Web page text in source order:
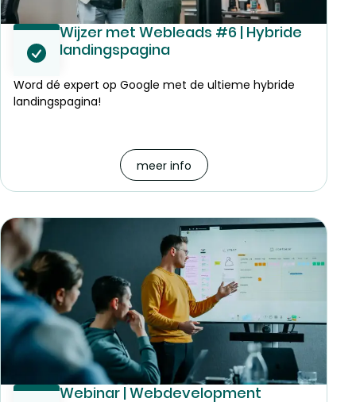
Wijzer met Webleads #6 | Hybride
landingspagina
Word dé expert op Google met de ultieme hybride
landingspagina!
meer info
Webinar | Webdevelopment